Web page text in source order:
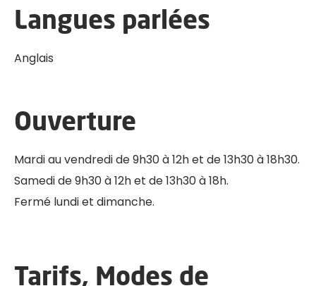
Langues parlées
Anglais
Ouverture
Mardi au vendredi de 9h30 à 12h et de 13h30 à 18h30.
Samedi de 9h30 à 12h et de 13h30 à 18h.
Fermé lundi et dimanche.
Tarifs, Modes de